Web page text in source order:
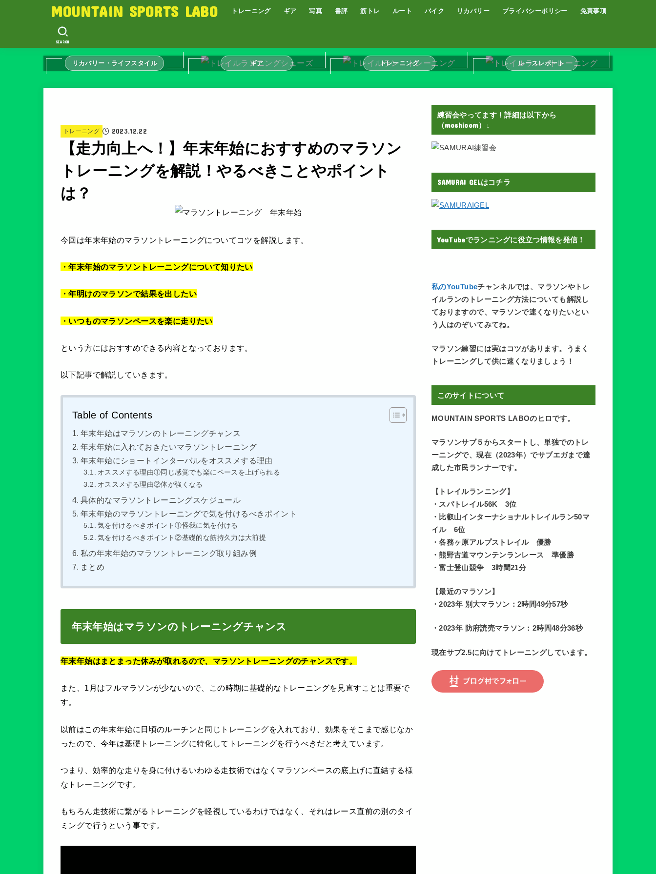
MOUNTAIN SPORTS LABO トレーニング ギア 写真 書評 筋トレ ルート バイク リカバリー プライバシーポリシー 免責事項
SEARCH
リカバリー・ライフスタイル ギア トレーニング レースレポート
トレーニング 2023.12.22
【走力向上へ！】年末年始におすすめのマラソン
トレーニングを解説！やるべきことやポイント
は？
今回は年末年始のマラソントレーニングについてコツを解説します。
・年末年始のマラソントレーニングについて知りたい
・年明けのマラソンで結果を出したい
・いつものマラソンペースを楽に走りたい
という方にはおすすめできる内容となっております。
以下記事で解説していきます。
Table of Contents
年末年始はマラソンのトレーニングチャンス
年末年始に入れておきたいマラソントレーニング
年末年始にショートインターバルをオススメする理由
オススメする理由①同じ感覚でも楽にペースを上げられる
オススメする理由②体が強くなる
具体的なマラソントレーニングスケジュール
年末年始のマラソントレーニングで気を付けるべきポイント
気を付けるべきポイント①怪我に気を付ける
気を付けるべきポイント②基礎的な筋持久力は大前提
私の年末年始のマラソントレーニング取り組み例
まとめ
年末年始はマラソンのトレーニングチャンス
年末年始はまとまった休みが取れるので、マラソントレーニングのチャンスです。
また、1月はフルマラソンが少ないので、この時期に基礎的なトレーニングを見直すことは重要で
す。
以前はこの年末年始に日頃のルーチンと同じトレーニングを入れており、効果をそこまで感じなか
ったので、今年は基礎トレーニングに特化してトレーニングを行うべきだと考えています。
つまり、効率的な走りを身に付けるいわゆる走技術ではなくマラソンペースの底上げに直結する様
なトレーニングです。
もちろん走技術に繋がるトレーニングを軽視しているわけではなく、それはレース直前の別のタイ
ミングで行うという事です。
練習会やってます！詳細は以下から
（moshicom）↓
SAMURAI GELはコチラ
YouTubeでランニングに役立つ情報を発信！
私のYouTubeチャンネルでは、マラソンやトレ
イルランのトレーニング方法についても解説し
ておりますので、マラソンで速くなりたいとい
う人はのぞいてみてね。
マラソン練習には実はコツがあります。うまく
トレーニングして供に速くなりましょう！
このサイトについて
MOUNTAIN SPORTS LABOのヒロです。
マラソンサブ５からスタートし、単独でのトレ
ーニングで、現在（2023年）でサブエガまで達
成した市民ランナーです。
【トレイルランニング】
・スパトレイル56K 3位
・比叡山インターナショナルトレイルラン50マ
イル 6位
・各務ヶ原アルプストレイル 優勝
・熊野古道マウンテンランレース 準優勝
・富士登山競争 3時間21分
【最近のマラソン】
・2023年 別大マラソン：2時間49分57秒
・2023年 防府読売マラソン：2時間48分36秒
現在サブ2.5に向けてトレーニングしています。